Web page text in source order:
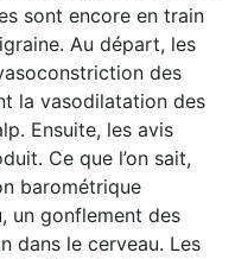
sont encore en train
Au départ, les
des
la vasodilatation des
Ensuite, les avis
Ce que l’on sait,
barométrique
un gonflement des
dans le cerveau. Les